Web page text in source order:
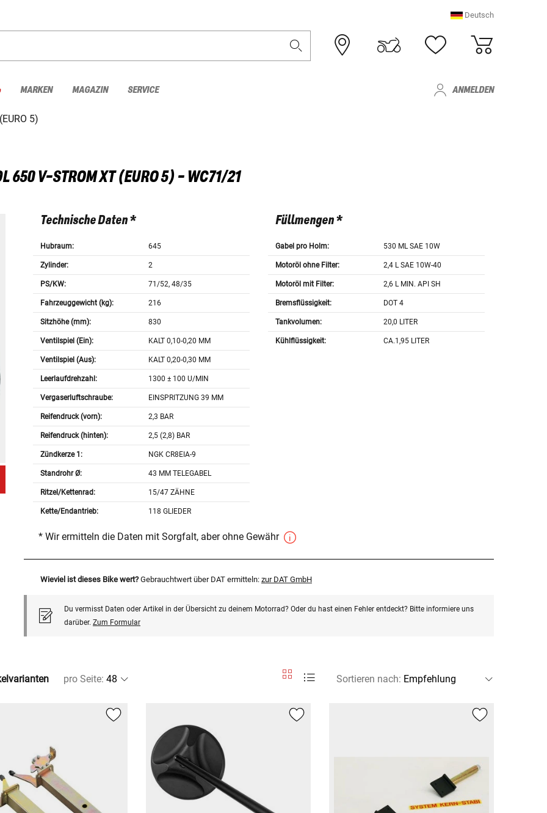
Deutsch
MARKEN MAGAZIN SERVICE ANMELDEN
5)
650 V-STROM XT (EURO 5) - WC71/21
Technische Daten *
Hubraum: 645
Zylinder: 2
PS/KW: 71/52, 48/35
Fahrzeuggewicht (kg): 216
Sitzhöhe (mm): 830
Ventilspiel (Ein): KALT 0,10-0,20 MM
Ventilspiel (Aus): KALT 0,20-0,30 MM
Leerlaufdrehzahl: 1300 ± 100 U/MIN
Vergaserluftschraube: EINSPRITZUNG 39 MM
Reifendruck (vorn): 2,3 BAR
Reifendruck (hinten): 2,5 (2,8) BAR
Zündkerze 1: NGK CR8EIA-9
Standrohr Ø: 43 MM TELEGABEL
Ritzel/Kettenrad: 15/47 ZÄHNE
Kette/Endantrieb: 118 GLIEDER
Füllmengen *
Gabel pro Holm: 530 ML SAE 10W
Motoröl ohne Filter: 2,4 L SAE 10W-40
Motoröl mit Filter: 2,6 L MIN. API SH
Bremsflüssigkeit: DOT 4
Tankvolumen: 20,0 LITER
Kühlflüssigkeit: CA.1,95 LITER
* Wir ermitteln die Daten mit Sorgfalt, aber ohne Gewähr
Wieviel ist dieses Bike wert? Gebrauchtwert über DAT ermitteln: zur DAT GmbH
Du vermisst Daten oder Artikel in der Übersicht zu deinem Motorrad? Oder du hast einen Fehler entdeckt? Bitte informiere uns
darüber. Zum Formular
pro Seite: Sortieren nach: